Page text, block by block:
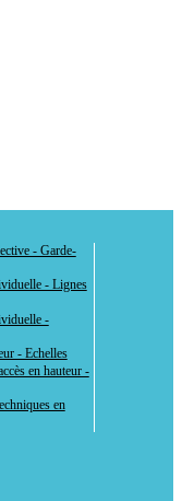
- Garde-
- Lignes
-
- Echelles
en hauteur -
en